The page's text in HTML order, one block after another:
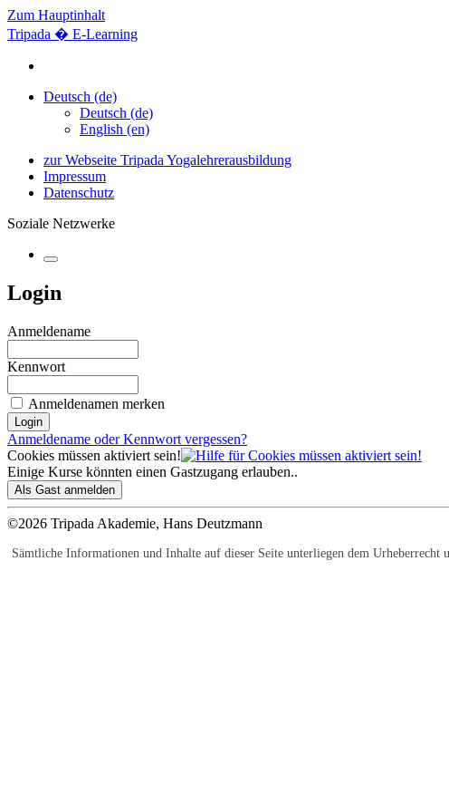
Zum Hauptinhalt
Tripada � E-Learning
Deutsch ‎(de)‎
Deutsch ‎(de)‎
English ‎(en)‎
zur Webseite Tripada Yogalehrerausbildung
Impressum
Datenschutz
Soziale Netzwerke
Login
Anmeldename
Kennwort
Anmeldenamen merken
Anmeldename oder Kennwort vergessen?
Cookies müssen aktiviert sein!
Einige Kurse könnten einen Gastzugang erlauben..
©2026 Tripada Akademie, Hans Deutzmann
Sämtliche Informationen und Inhalte auf dieser Seite unterliegen dem